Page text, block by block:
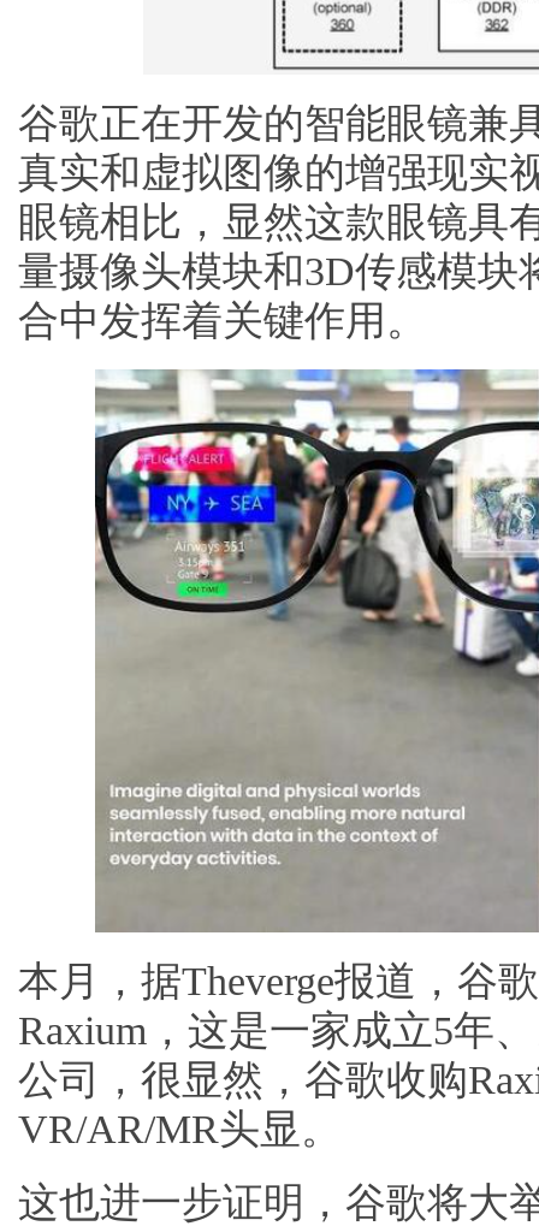
谷歌正在开发的智能眼镜兼
真实和虚拟图像的增强现实
眼镜相比，显然这款眼镜具
量摄像头模块和3D传感模
合中发挥着关键作用。
本月，据Theverge报道，谷
Raxium，这是一家成立5年
公司，很显然，谷歌收购
VR/AR/MR头显。
这也进一步证明，谷歌将大